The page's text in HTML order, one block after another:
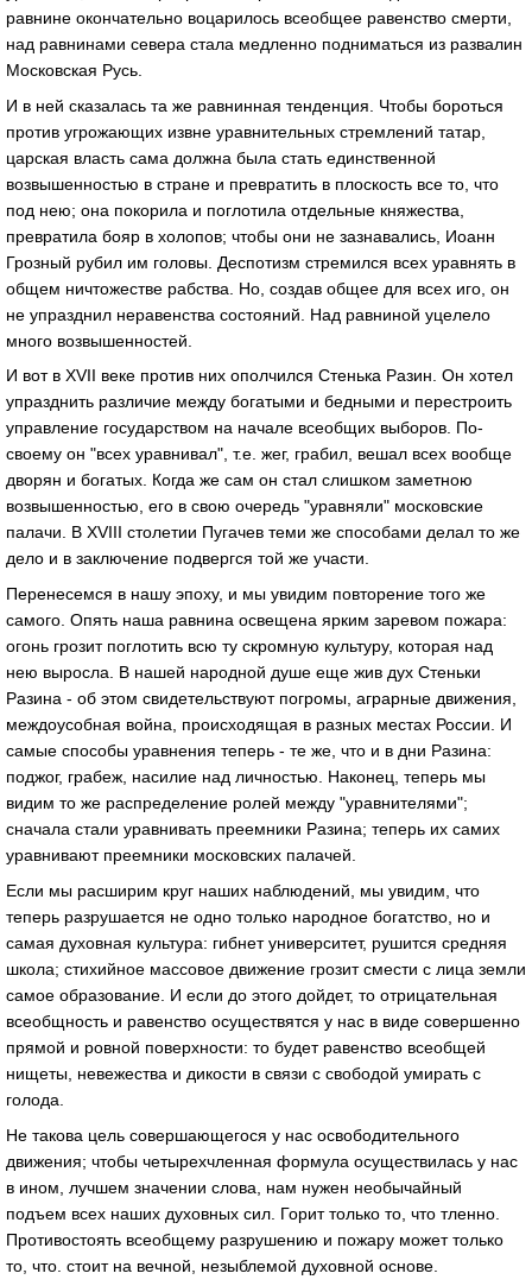
равнине окончательно воцарилось всеобщее равенство смерти,
над равнинами севера стала медленно подниматься из развалин
Московская Русь.
И в ней сказалась та же равнинная тенденция. Чтобы бороться
против угрожающих извне уравнительных стремлений татар,
царская власть сама должна была стать единственной
возвышенностью в стране и превратить в плоскость все то, что
под нею; она покорила и поглотила отдельные княжества,
превратила бояр в холопов; чтобы они не зазнавались, Иоанн
Грозный рубил им головы. Деспотизм стремился всех уравнять в
общем ничтожестве рабства. Но, создав общее для всех иго, он
не упразднил неравенства состояний. Над равниной уцелело
много возвышенностей.
И вот в XVII веке против них ополчился Стенька Разин. Он хотел
упразднить различие между богатыми и бедными и перестроить
управление государством на начале всеобщих выборов. По-
своему он "всех уравнивал", т.е. жег, грабил, вешал всех вообще
дворян и богатых. Когда же сам он стал слишком заметною
возвышенностью, его в свою очередь "уравняли" московские
палачи. В XVIII столетии Пугачев теми же способами делал то же
дело и в заключение подвергся той же участи.
Перенесемся в нашу эпоху, и мы увидим повторение того же
самого. Опять наша равнина освещена ярким заревом пожара:
огонь грозит поглотить всю ту скромную культуру, которая над
нею выросла. В нашей народной душе еще жив дух Стеньки
Разина - об этом свидетельствуют погромы, аграрные движения,
междоусобная война, происходящая в разных местах России. И
самые способы уравнения теперь - те же, что и в дни Разина:
поджог, грабеж, насилие над личностью. Наконец, теперь мы
видим то же распределение ролей между "уравнителями";
сначала стали уравнивать преемники Разина; теперь их самих
уравнивают преемники московских палачей.
Если мы расширим круг наших наблюдений, мы увидим, что
теперь разрушается не одно только народное богатство, но и
самая духовная культура: гибнет университет, рушится средняя
школа; стихийное массовое движение грозит смести с лица земли
самое образование. И если до этого дойдет, то отрицательная
всеобщность и равенство осуществятся у нас в виде совершенно
прямой и ровной поверхности: то будет равенство всеобщей
нищеты, невежества и дикости в связи с свободой умирать с
голода.
Не такова цель совершающегося у нас освободительного
движения; чтобы четырехчленная формула осуществилась у нас
в ином, лучшем значении слова, нам нужен необычайный
подъем всех наших духовных сил. Горит только то, что тленно.
Противостоять всеобщему разрушению и пожару может только
то, что. стоит на вечной, незыблемой духовной основе.